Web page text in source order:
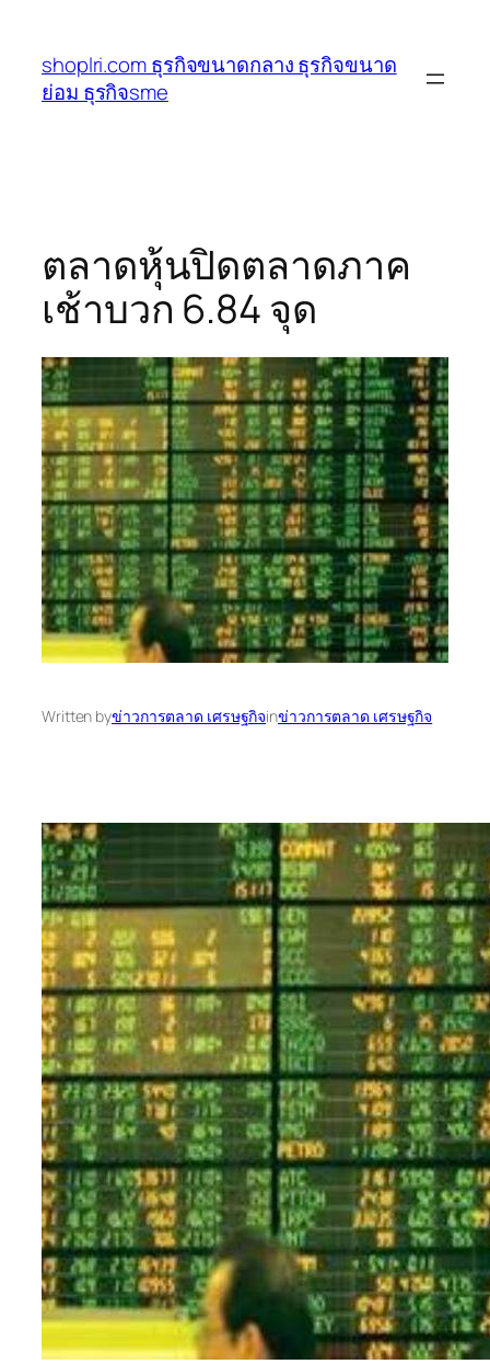
เนื้อหา
shoplri.com ธุรกิจขนาดกลาง ธุรกิจขนาด
ย่อม ธุรกิจsme
ตลาดหุ้นปิดตลาดภาค
เช้าบวก 6.84 จุด
Written byข่าวการตลาด เศรษฐกิจinข่าวการตลาด เศรษฐกิจ